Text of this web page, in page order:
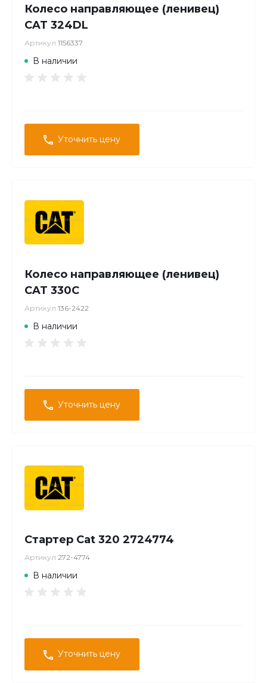
Колесо направляющее (ленивец)
CAT 324DL
Артикул 1156337
В наличии
Уточнить цену
Колесо направляющее (ленивец)
CAT 330C
Артикул 136-2422
В наличии
Уточнить цену
Стартер Cat 320 2724774
Артикул 272-4774
В наличии
Уточнить цену